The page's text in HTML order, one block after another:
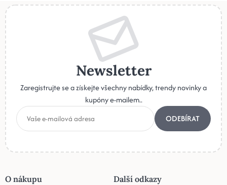
Newsletter
Zaregistrujte se a získejte všechny nabídky, trendy novinky a
kupóny e-mailem..
ODEBÍRAT
O nákupu Další odkazy